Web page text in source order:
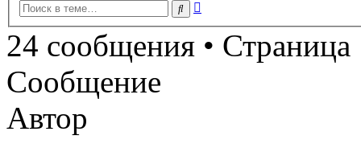
Поиск
24 сообщения • Страница
Сообщение
Автор